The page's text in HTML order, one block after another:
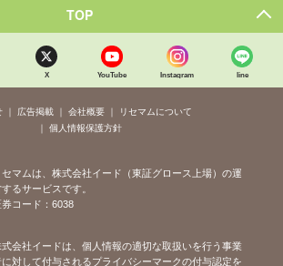
TOP
X YouTube Instagram line
広告掲載 会社概要
リセマムについて
個人情報保護方針
セマムは、株式会社イード（東証グロース上場）の運
るサービスです。
券コード：6038
式会社イードは、個人情報の適切な取扱いを行う事業
に対して付与されるプライバシーマークの付与認定を